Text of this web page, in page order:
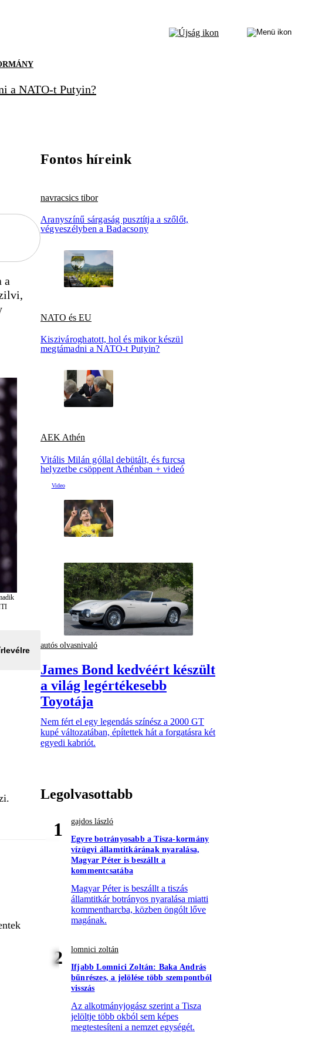
a NATO-t Putyin?
a
Fontos híreink
navracsics tibor
Aranyszínű sárgaság pusztítja a szőlőt,
végveszélyben a Badacsony
NATO és EU
Kiszivároghatott, hol és mikor készül
megtámadni a NATO-t Putyin?
AEK Athén
Vitális Milán góllal debütált, és furcsa
helyzetbe csöppent Athénban + videó
autós olvasnivaló
James Bond kedvéért készült
a világ legértékesebb
Toyotája
Nem fért el egy legendás színész a 2000 GT
kupé változatában, építettek hát a forgatásra két
egyedi kabriót.
Legolvasottabb
1
gajdos lászló
Egyre botrányosabb a Tisza-kormány
vízügyi államtitkárának nyaralása,
Magyar Péter is beszállt a
kommentcsatába
Magyar Péter is beszállt a tiszás
államtitkár botrányos nyaralása miatti
kommentharcba, közben öngólt lőve
magának.
2
lomnici zoltán
Ifjabb Lomnici Zoltán: Baka András
bűnrészes, a jelölése több szempontból
visszás
Az alkotmányjogász szerint a Tisza
jelöltje több okból sem képes
megtestesíteni a nemzet egységét.